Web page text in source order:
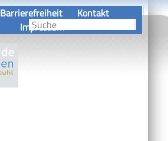
Barrierefreiheit
Kontakt
Impressum